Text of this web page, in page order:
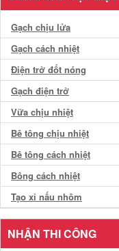
Gạch chịu lửa
Gạch cách nhiệt
Điện trở đốt nóng
Gạch điện trở
Vữa chịu nhiệt
Bê tông chịu nhiệt
Bê tông cách nhiệt
Bông cách nhiệt
Tạo xỉ nấu nhôm
NHẬN THI CÔNG